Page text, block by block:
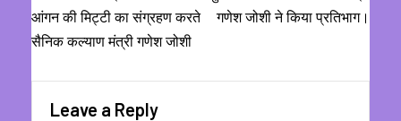
आंगन की मिट्टी का संग्रहण करते
सैनिक कल्याण मंत्री गणेश जोशी
गणेश जोशी ने किया प्रतिभाग।
Leave a Reply